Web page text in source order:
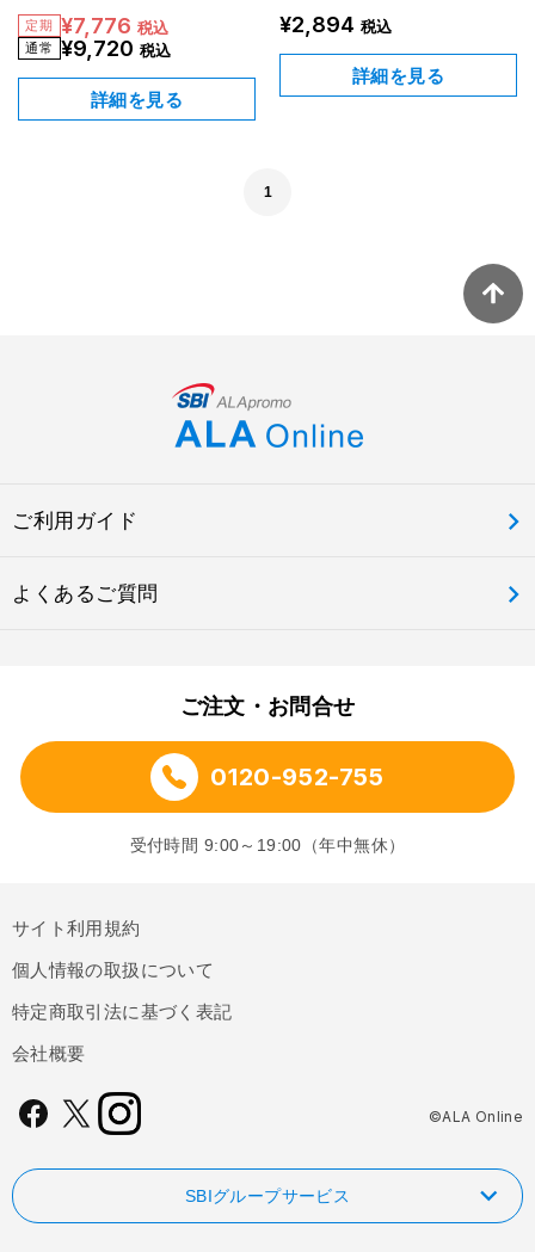
¥7,776 税込
¥9,720 税込
詳細を見る
¥2,894 税込
詳細を見る
1
ご利用ガイド
よくあるご質問
ご注文・お問合せ
0120-952-755
受付時間 9:00～19:00（年中無休）
サイト利用規約
個人情報の取扱について
特定商取引法に基づく表記
会社概要
©ALA Online
SBIグループサービス